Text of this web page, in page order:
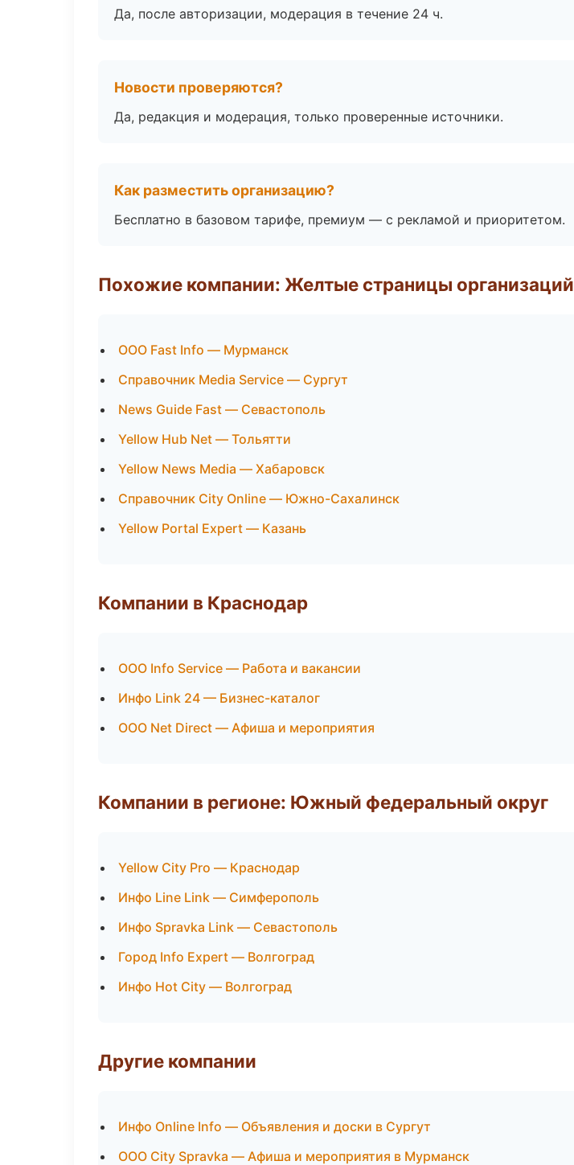
Да, после авторизации, модерация в течение 24 ч.
Новости проверяются?
Да, редакция и модерация, только проверенные источники.
Как разместить организацию?
Бесплатно в базовом тарифе, премиум — с рекламой и приоритетом.
Похожие компании: Желтые страницы организаций
ООО Fast Info — Мурманск
Справочник Media Service — Сургут
News Guide Fast — Севастополь
Yellow Hub Net — Тольятти
Yellow News Media — Хабаровск
Справочник City Online — Южно-Сахалинск
Yellow Portal Expert — Казань
Компании в Краснодар
ООО Info Service — Работа и вакансии
Инфо Link 24 — Бизнес-каталог
ООО Net Direct — Афиша и мероприятия
Компании в регионе: Южный федеральный округ
Yellow City Pro — Краснодар
Инфо Line Link — Симферополь
Инфо Spravka Link — Севастополь
Город Info Expert — Волгоград
Инфо Hot City — Волгоград
Другие компании
Инфо Online Info — Объявления и доски в Сургут
ООО City Spravka — Афиша и мероприятия в Мурманск